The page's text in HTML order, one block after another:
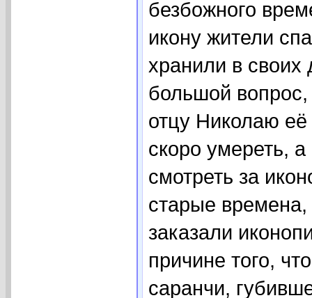
безбожного
икону жители
хранили в своих
большой вопрос,
отцу Николаю её
скоро умереть,
смотреть за
старые
заказали
причине того,
саранчи,